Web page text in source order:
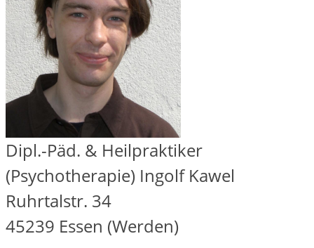
Dipl.-Päd. & Heilpraktiker
(Psychotherapie) Ingolf Kawel
Ruhrtalstr. 34
45239 Essen (Werden)